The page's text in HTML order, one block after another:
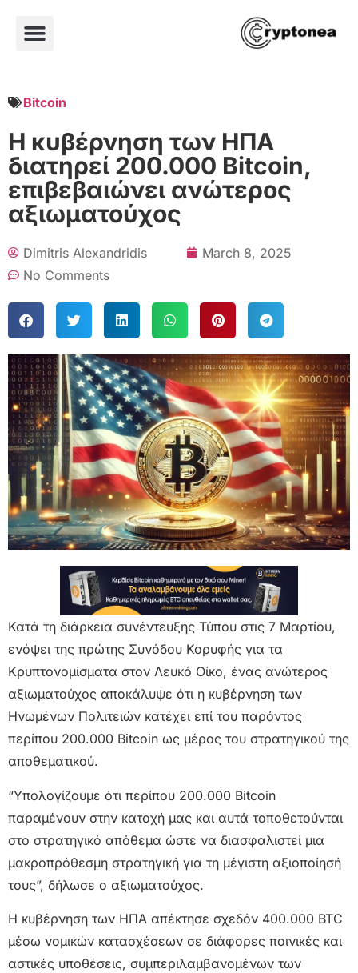
Bitcoin
Η κυβέρνηση των ΗΠΑ
διατηρεί 200.000 Bitcoin,
επιβεβαιώνει ανώτερος
αξιωματούχος
Dimitris Alexandridis
March 8, 2025
No Comments
Κατά τη διάρκεια συνέντευξης Τύπου στις 7 Μαρτίου,
ενόψει της πρώτης Συνόδου Κορυφής για τα
Κρυπτονομίσματα στον Λευκό Οίκο, ένας ανώτερος
αξιωματούχος αποκάλυψε ότι η κυβέρνηση των
Ηνωμένων Πολιτειών κατέχει επί του παρόντος
περίπου 200.000 Bitcoin ως μέρος του στρατηγικού της
αποθεματικού.
“Υπολογίζουμε ότι περίπου 200.000 Bitcoin
παραμένουν στην κατοχή μας και αυτά τοποθετούνται
στο στρατηγικό απόθεμα ώστε να διασφαλιστεί μια
μακροπρόθεσμη στρατηγική για τη μέγιστη αξιοποίησή
τους”, δήλωσε ο αξιωματούχος.
Η κυβέρνηση των ΗΠΑ απέκτησε σχεδόν 400.000 BTC
μέσω νομικών κατασχέσεων σε διάφορες ποινικές και
αστικές υποθέσεις, συμπεριλαμβανομένων των